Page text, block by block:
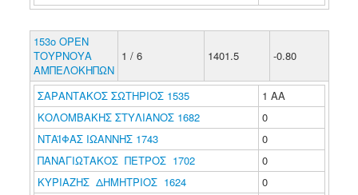
153ο ΟΡΕΝ
ΤΟΥΡΝΟΥΑ
ΑΜΠΕΛΟΚΗΠΩΝ
1 / 6 1401.5 -0.80
ΣΑΡΑΝΤΑΚΟΣ ΣΩΤΗΡΙΟΣ 1535
1 ΑΑ
ΚΟΛΟΜΒΑΚΗΣ ΣΤΥΛΙΑΝΟΣ 1682
0
ΝΤΑΪΦΑΣ ΙΩΑΝΝΗΣ 1743
0
ΠΑΝΑΓΙΩΤΑΚΟΣ ΠΕΤΡΟΣ 1702
0
ΚΥΡΙΑΖΗΣ ΔΗΜΗΤΡΙΟΣ 1624
0